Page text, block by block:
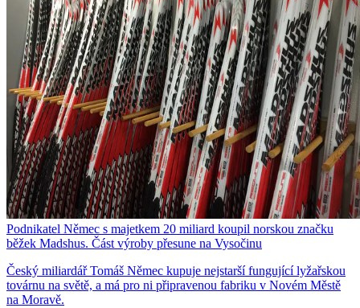
Podnikatel Němec s majetkem 20 miliard koupil norskou značku
běžek Madshus. Část výroby přesune na Vysočinu
Český miliardář Tomáš Němec kupuje nejstarší fungující lyžařskou
továrnu na světě, a má pro ni připravenou fabriku v Novém Městě
na Moravě.